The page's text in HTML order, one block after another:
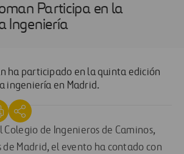
Participa en la
Ingeniería
ha participado en la quinta edición
ingeniería en Madrid.
de Ingenieros de Caminos,
de Madrid, el evento ha contado con